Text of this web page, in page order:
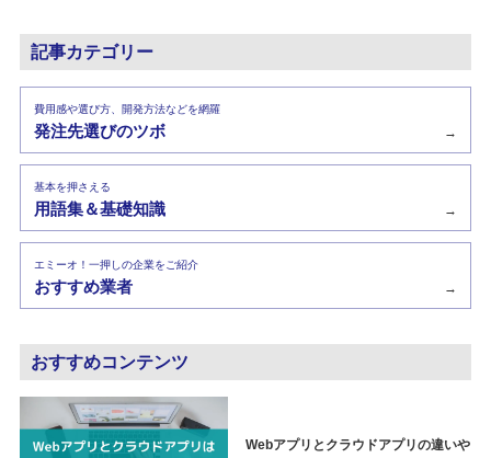
記事カテゴリー
費用感や選び方、開発方法などを網羅
発注先選びのツボ →
基本を押さえる
用語集＆基礎知識 →
エミーオ！一押しの企業をご紹介
おすすめ業者 →
おすすめコンテンツ
Webアプリとクラウドアプリの違いや